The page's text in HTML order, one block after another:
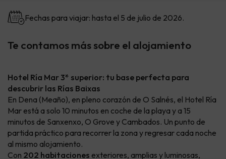
Fechas para viajar: hasta el 5 de julio de 2026.
Te contamos más sobre el alojamiento
Hotel Ría Mar 3* superior: tu base perfecta para
descubrir las Rías Baixas
En Dena (Meaño), en pleno corazón de O Salnés, el Hotel Ría
Mar está a solo 10 minutos en coche de la playa y a 15
minutos de Sanxenxo, O Grove y Cambados. Un punto de
partida práctico para recorrer la zona y regresar cada noche
al mismo alojamiento.
Con 202 habitaciones exteriores, amplias y luminosas,